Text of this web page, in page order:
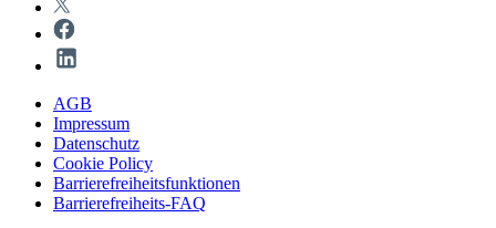
AGB
Impressum
Datenschutz
Cookie Policy
Barrierefreiheitsfunktionen
Barrierefreiheits-FAQ